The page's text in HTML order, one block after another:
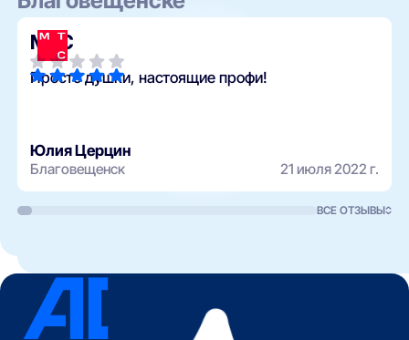
МТС
Просто душки, настоящие профи!
Юлия Церцин
Благовещенск 21 июля 2022 г.
ВСЕ ОТЗЫВЫ